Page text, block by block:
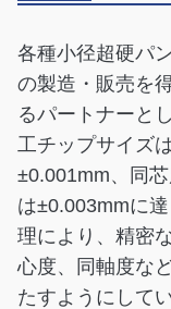
各種小径超硬パ
の製造・販売を
るパートナーと
工チップサイズ
±0.001mm、同
は±0.003mmに
理により、精密
心度、同軸度な
たすようにして